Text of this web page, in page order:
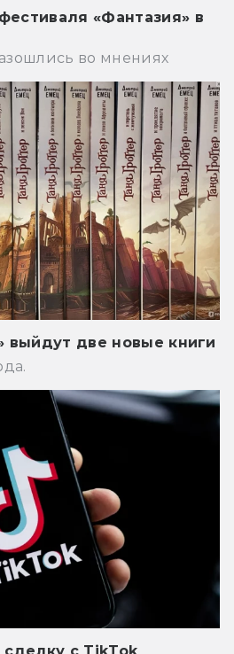
«Фантазия» в
во мнениях
выйдут две новые книги